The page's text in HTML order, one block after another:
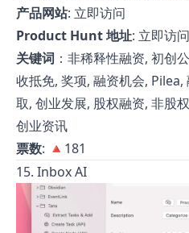
产品网站: 立即访问
Product Hunt 地址: 立即访问
关键词 ：非稀释性融资, 初创
收抵免, 奖项, 融资机会,
取, 创业发展, 股权融资, 非股
创业资讯
票数: 🔺181
15. Inbox AI